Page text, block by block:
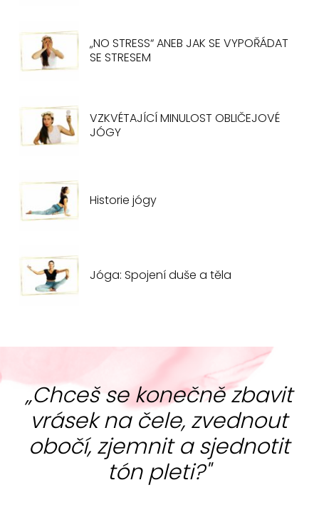
„NO STRESS“ ANEB JAK SE VYPOŘÁDAT
SE STRESEM
VZKVÉTAJÍCÍ MINULOST OBLIČEJOVÉ
JÓGY
Historie jógy
Jóga: Spojení duše a těla
„Chceš se konečně zbavit
vrásek na čele, zvednout
obočí, zjemnit a sjednotit
tón pleti?"